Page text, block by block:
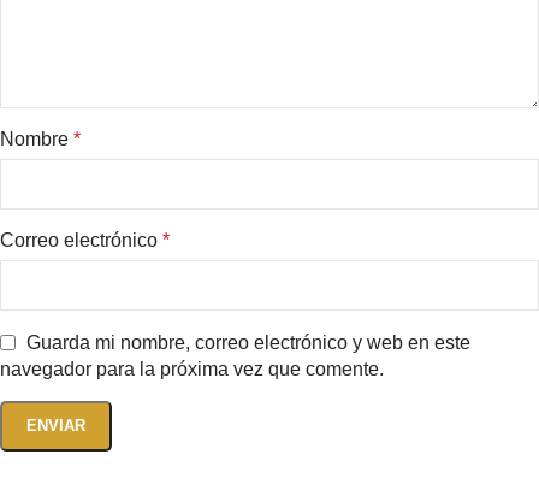
Nombre *
Correo electrónico *
Guarda mi nombre, correo electrónico y web en este
navegador para la próxima vez que comente.